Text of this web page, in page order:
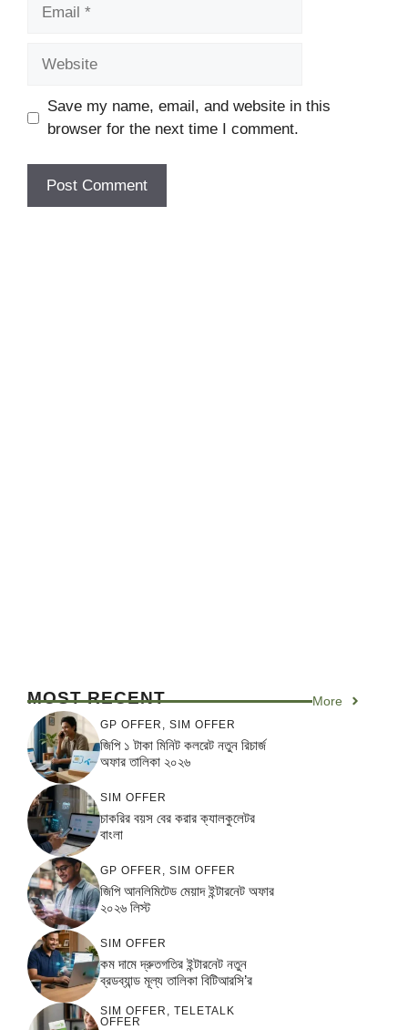
Save my name, email, and website in this
browser for the next time I comment.
MOST RECENT More
GP OFFER , SIM OFFER
জিপি ১ টাকা মিনিট কলরেট নতুন রিচার্জ
অফার তালিকা ২০২৬
SIM OFFER
চাকরির বয়স বের করার ক্যালকুলেটর
বাংলা
GP OFFER , SIM OFFER
জিপি আনলিমিটেড মেয়াদ ইন্টারনেট অফার
২০২৬ লিস্ট
SIM OFFER
কম দামে দ্রুতগতির ইন্টারনেট নতুন
ব্রডব্যান্ড মূল্য তালিকা বিটিআরসি’র
SIM OFFER , TELETALK
OFFER